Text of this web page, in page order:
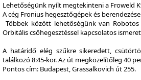
Lehetőségünk nyílt megtekinteni a Froweld
A cég Fronius hegesztőgépek és
Többek között lehetőségünk van Robotos
Orbitális csőhegesztéssel kapcsolatos
A határidő elég szűkre sikeredett,
találkozó 8:45-kor. Az út megközelítőleg 40
Pontos cím: Budapest, Grassalkovich út 255.